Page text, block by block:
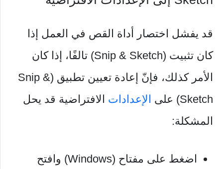
قد يفشل اختصار أداة القص في العمل إذا
كان تثبيت (Snip & Sketch) تالفًا، إذا كان
الأمر كذلك، فإنّ إعادة تعيين تطبيق (Snip &
Sketch) على
الإعدادات الافتراضية قد يحل
المشكلة:
اضغط على مفتاح (Windows) وافتح